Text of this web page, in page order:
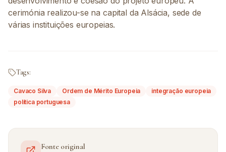
cerimónia realizou-se na capital da Alsácia, sede de
várias instituições europeias.
Tags:
Cavaco Silva Ordem de Mérito Europeia
integração europeia
política portuguesa
Fonte original